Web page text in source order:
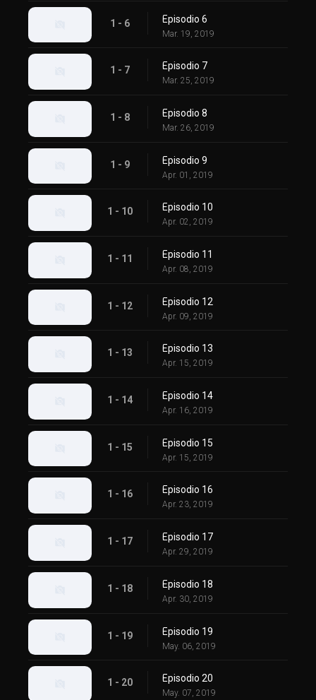
1 - 6 Episodio 6
Mar. 19, 2019
1 - 7 Episodio 7
Mar. 25, 2019
1 - 8 Episodio 8
Mar. 26, 2019
1 - 9 Episodio 9
Apr. 01, 2019
1 - 10 Episodio 10
Apr. 02, 2019
1 - 11 Episodio 11
Apr. 08, 2019
1 - 12 Episodio 12
Apr. 09, 2019
1 - 13 Episodio 13
Apr. 15, 2019
1 - 14 Episodio 14
Apr. 16, 2019
1 - 15 Episodio 15
Apr. 15, 2019
1 - 16 Episodio 16
Apr. 23, 2019
1 - 17 Episodio 17
Apr. 29, 2019
1 - 18 Episodio 18
Apr. 30, 2019
1 - 19 Episodio 19
May. 06, 2019
1 - 20 Episodio 20
May. 07, 2019